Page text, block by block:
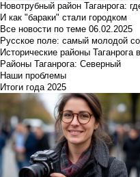
Новотрубный район Таганрога:
И как "бараки" стали городком
Все новости по теме 06.02.2025
Русское поле: самый молодой
Исторические районы Таганрога
Районы Таганрога: Северный
Наши проблемы
Итоги года 2025